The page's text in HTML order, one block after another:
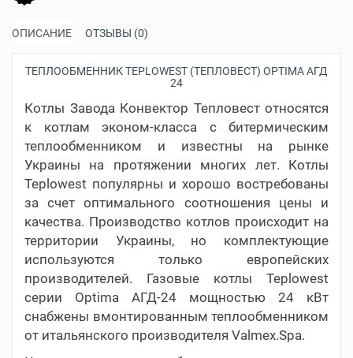
ОПИСАНИЕ ОТЗЫВЫ (0)
ТЕПЛООБМЕННИК TEPLOWEST​ (ТЕПЛОВЕСТ) OPTIMA АГД
24
Котлы Завода Конвектор Тепловест относятся
к котлам эконом-класса с битермическим
теплообменником и известны на рынке
Украины на протяжении многих лет. Котлы
Teplowest популярны и хорошо востребованы
за счет оптимального соотношения цены и
качества. Производство котлов происходит на
территории Украины, но комплектующие
используются только европейских
производителей. Газовые котлы Teplowest
серии Optima АГД-24 мощностью 24 кВт
снабжены вмонтированным теплообменником
от итальянского производителя Valmex.Spa.